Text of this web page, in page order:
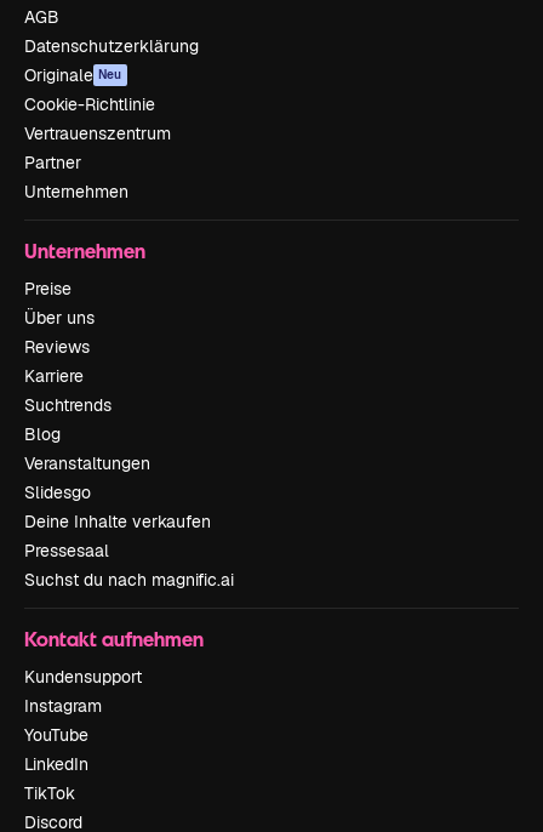
AGB
Datenschutzerklärung
Originale Neu
Cookie-Richtlinie
Vertrauenszentrum
Partner
Unternehmen
Unternehmen
Preise
Über uns
Reviews
Karriere
Suchtrends
Blog
Veranstaltungen
Slidesgo
Deine Inhalte verkaufen
Pressesaal
Suchst du nach magnific.ai
Kontakt aufnehmen
Kundensupport
Instagram
YouTube
LinkedIn
TikTok
Discord